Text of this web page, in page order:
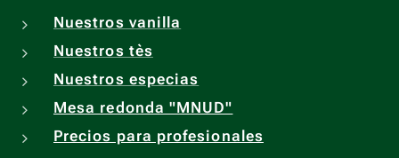
Nuestros vanilla
Nuestros tès
Nuestros especias
Mesa redonda "MNUD"
Precios para profesionales